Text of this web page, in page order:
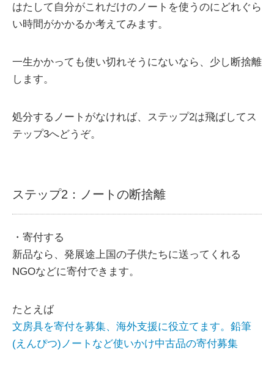
はたして自分がこれだけのノートを使うのにどれぐら
い時間がかかるか考えてみます。
一生かかっても使い切れそうにないなら、少し断捨離
します。
処分するノートがなければ、ステップ2は飛ばしてス
テップ3へどうぞ。
ステップ2：ノートの断捨離
・寄付する
新品なら、発展途上国の子供たちに送ってくれる
NGOなどに寄付できます。
たとえば
文房具を寄付を募集、海外支援に役立てます。鉛筆
(えんぴつ)ノートなど使いかけ中古品の寄付募集